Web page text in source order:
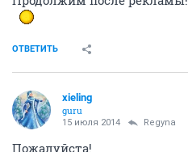
ОТВЕТИТЬ
xieling
guru
15 июля 2014 Regуna
Пожалуйста!